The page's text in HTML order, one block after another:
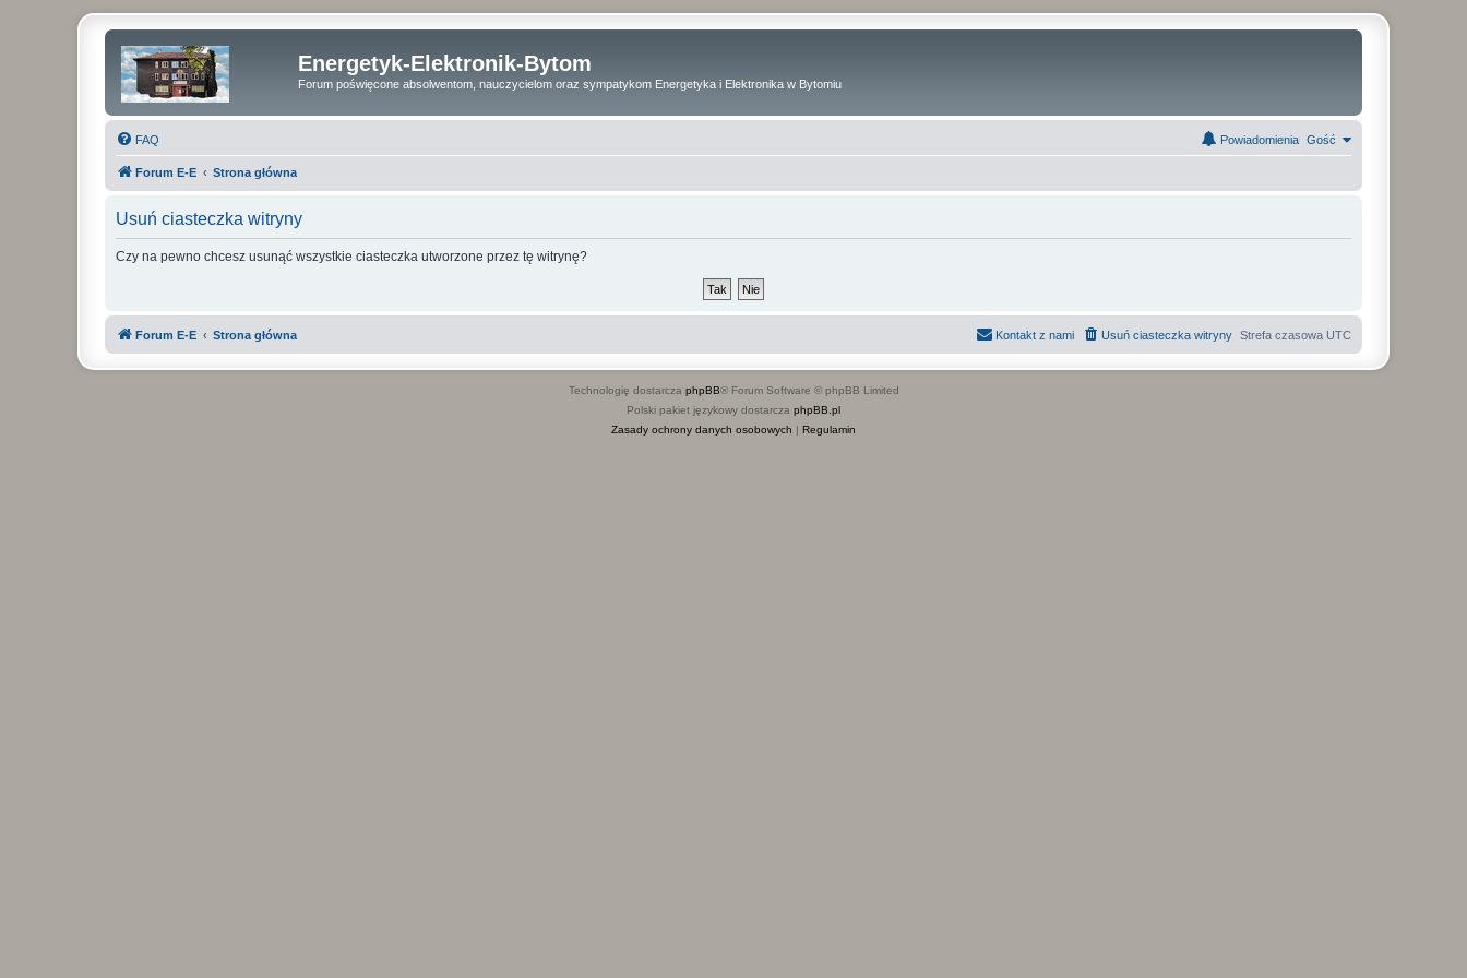
Energetyk-Elektronik-Bytom
Forum poświęcone absolwentom, nauczycielom oraz sympatykom Energetyka i Elektronika w Bytomiu
FAQ Gość
Powiadomienia
Forum E-E Strona główna
Usuń ciasteczka witryny
Czy na pewno chcesz usunąć wszystkie ciasteczka utworzone przez tę witrynę?
Forum E-E Strona główna Strefa czasowa UTC
Usuń ciasteczka witryny
Kontakt z nami
Technologię dostarcza phpBB® Forum Software © phpBB Limited
Polski pakiet językowy dostarcza phpBB.pl
Zasady ochrony danych osobowych | Regulamin